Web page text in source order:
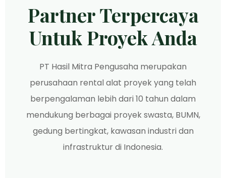
Partner Terpercaya
Untuk Proyek Anda
PT Hasil Mitra Pengusaha merupakan
perusahaan rental alat proyek yang telah
berpengalaman lebih dari 10 tahun dalam
mendukung berbagai proyek swasta, BUMN,
gedung bertingkat, kawasan industri dan
infrastruktur di Indonesia.